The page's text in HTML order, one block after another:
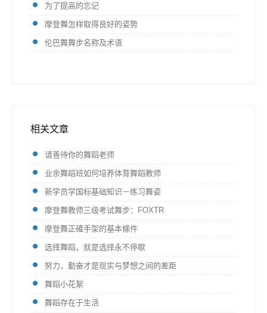
为了提高的忘记
摩登舞怎样取得良好的姿势
伦巴舞舞步名称及术语
相关文章
请善待你的舞蹈老师
业余舞蹈班如何培养体育舞蹈教师
新学员学国标基础知识－练习舞姿
摩登舞教师三级考试舞步：FOXTR
摩登舞正確手架的基本條件
选择舞蹈，就是选择永不停歇
努力，勤奋才是现实与梦想之间的差距
舞蹈小花絮
舞蹈存在于生活